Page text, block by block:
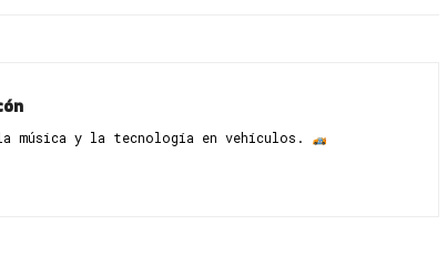
música y la tecnología en vehículos.